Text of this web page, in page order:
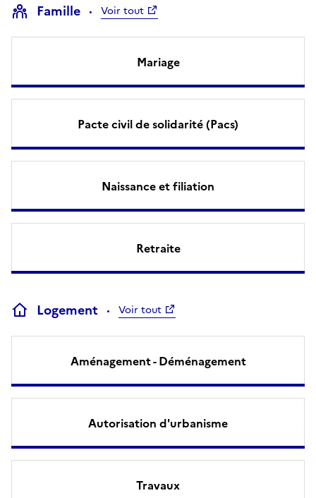
Famille Voir tout
Mariage
Pacte civil de solidarité (Pacs)
Naissance et filiation
Retraite
Logement Voir tout
Aménagement - Déménagement
Autorisation d'urbanisme
Travaux